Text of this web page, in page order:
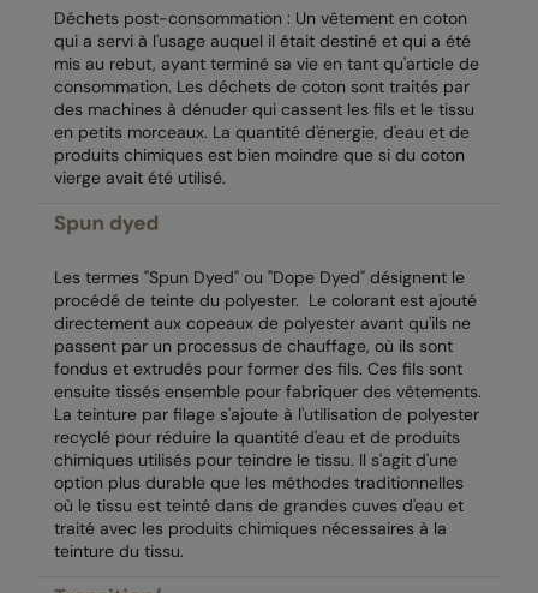
Larkwood
Maddins
Madeira
MagiCut
Marketing Hub
Mumbles
New Morning Studios
Nimbus
Nutshell
OGIO
Onna By Premier
Portman & Pooch
Déchets post-consommation : Un vêtement en coton
qui a servi à l'usage auquel il était destiné et qui a été
mis au rebut, ayant terminé sa vie en tant qu'article de
consommation. Les déchets de coton sont traités par
des machines à dénuder qui cassent les fils et le tissu
en petits morceaux. La quantité d'énergie, d'eau et de
produits chimiques est bien moindre que si du coton
vierge avait été utilisé.
Les termes "Spun Dyed" ou "Dope Dyed" désignent le
procédé de teinte du polyester. Le colorant est ajouté
directement aux copeaux de polyester avant qu'ils ne
passent par un processus de chauffage, où ils sont
fondus et extrudés pour former des fils. Ces fils sont
ensuite tissés ensemble pour fabriquer des vêtements.
La teinture par filage s'ajoute à l'utilisation de polyester
recyclé pour réduire la quantité d'eau et de produits
chimiques utilisés pour teindre le tissu. Il s'agit d'une
option plus durable que les méthodes traditionnelles
où le tissu est teinté dans de grandes cuves d'eau et
traité avec les produits chimiques nécessaires à la
teinture du tissu.